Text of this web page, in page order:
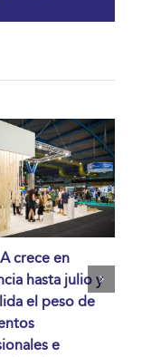
crece en
hasta julio y
el peso de
e